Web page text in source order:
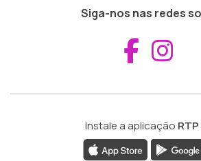
Siga-nos nas redes
Instale a aplicação